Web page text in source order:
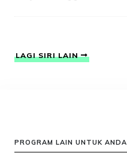
LAGI SIRI LAIN
PROGRAM LAIN UNTUK ANDA